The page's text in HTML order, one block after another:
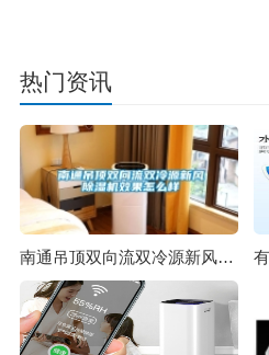
热门资讯
南通吊顶双向流双冷源新风除湿机效果怎么样